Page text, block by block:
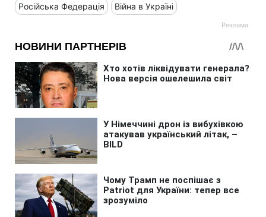
Російська Федерація Війна в Україні